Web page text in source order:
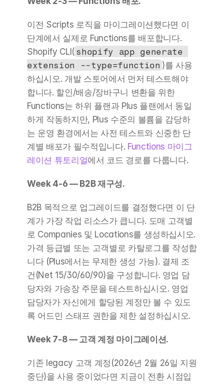
이전 Scripts 로직을 마이그레이션했다면 이
단계에서 실제로 Functions를 배포합니다.
Shopify CLI( shopify app generate
extension --type=function )를 사용
하십시오. 개발 스토어에서 먼저 테스트해야
합니다. 할인/배송/장바구니 변환을 위한
Functions는 하위 플랜과 Plus 플랜에서 동일
하게 작동하지만, Plus 수준의 볼륨을 감당하
는 운영 환경에서는 사전 테스트와 신중한 단
계별 배포가 필수적입니다. Functions 마이그
레이션 튜토리얼에서 코드 경로를 다룹니다.
Week 4-6 — B2B 재구성.
B2B 목적으로 업그레이드를 결정했다면 이 단
계가 가장 작업 리소스가 큽니다. 도매 고객별
로 Companies 및 Locations를 생성하십시오.
가격 등급별 또는 고객별로 카탈로그를 작성합
니다 (Plus에서는 무제한 생성 가능). 결제 조
건(Net 15/30/60/90)을 구성합니다. 영업 담
당자와 가송장 주문을 테스트하십시오. 영업
담당자가 자신에게 할당된 계정만 볼 수 있도
록 어드민 스태프 권한을 제한 설정하십시오.
Week 7-8 — 고객 계정 마이그레이션.
기존 legacy 고객 계정(2026년 2월 26일 지원
중단)을 사용 중이었다면 지금이 전환 시점입